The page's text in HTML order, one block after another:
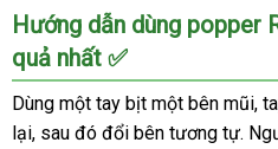
Hướng dẫn dùng popper
quả nhất ✅
Dùng một tay bịt một bên mũi,
lại, sau đó đổi bên tương tự.